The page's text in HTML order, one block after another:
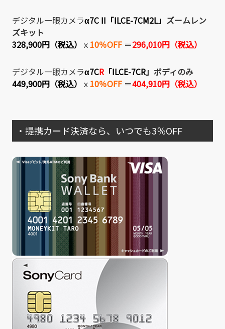
デジタル一眼カメラα7C II「ILCE-7CM2L」 ズームレン
ズキット
328,900円（税込） ｘ 10％OFF＝296,010円（税込）
デジタル一眼カメラα7CR「ILCE-7CR」 ボディのみ
449,900円（税込） ｘ 10％OFF＝404,910円（税込）
・提携カード決済なら、いつでも3％OFF